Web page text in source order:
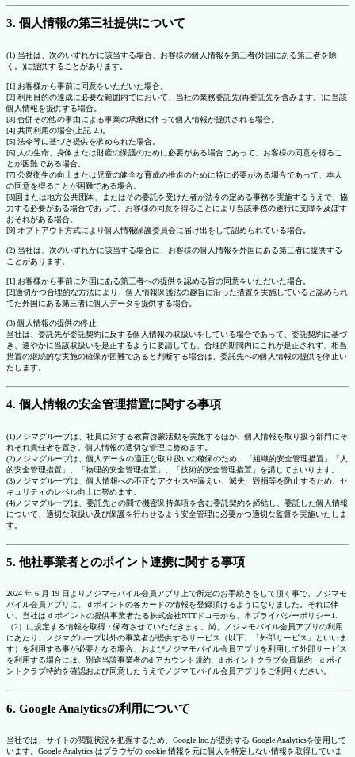
3. 個人情報の第三社提供について
(1) 当社は、次のいずれかに該当する場合、お客様の個人情報を第三者(外国にある第三者を除
く。)に提供することがあります。
[1] お客様から事前に同意をいただいた場合。
[2] 利用目的の達成に必要な範囲内でにおいて、当社の業務委託先(再委託先を含みます。)に当該
個人情報を提供する場合。
[3] 合併その他の事由による事業の承継に伴って個人情報が提供される場合。
[4] 共同利用の場合(上記 2.)。
[5] 法令等に基づき提供を求められた場合。
[6] 人の生命、身体または財産の保護のために必要がある場合であって、お客様の同意を得るこ
とが困難である場合。
[7] 公衆衛生の向上または児童の健全な育成の推進のために特に必要がある場合であって、本人
の同意を得ることが困難である場合。
[8]国または地方公共団体、またはその委託を受けた者が法令の定める事務を実施するうえで、協
力する必要がある場合であって、お客様の同意を得ることにより当該事務の遂行に支障を及ぼす
おそれがある場合。
[9] オプトアウト方式により個人情報保護委員会に届け出をして認められている場合。
(2) 当社は、次のいずれかに該当する場合に、お客様の個人情報を外国にある第三者に提供する
ことがあります。
[1] お客様から事前に外国にある第三者への提供を認める旨の同意をいただいた場合。
[2]適切かつ合理的な方法により、個人情報保護法の趣旨に沿った措置を実施していると認められ
てた外国にある第三者に個人データを提供する場合。
(3) 個人情報の提供の停止
当社は、委託先が委託契約に反する個人情報の取扱いをしている場合であって、委託契約に基づ
き、速やかに当該取扱いを是正するように要請しても、合理的期間内にこれが是正されず、相当
措置の継続的な実施の確保が困難であると判断する場合は、委託先への個人情報の提供を停止い
たします。
4. 個人情報の安全管理措置に関する事項
(1)ノジマグループは、社員に対する教育啓蒙活動を実施するほか、個人情報を取り扱う部門にそ
れぞれ責任者を置き、個人情報の適切な管理に努めます。
(2)ノジマグループは、個人データの適正な取り扱いの確保のため、「組織的安全管理措置」「人
的安全管理措置」、「物理的安全管理措置」、「技術的安全管理措置」を講じてまいります。
(3)ノジマグループは、個人情報への不正なアクセスや漏えい、滅失、毀損等を防止するため、セ
キュリティのレベル向上に努めます。
(4)ノジマグループは、委託先との間で機密保持条項を含む委託契約を締結し、委託した個人情報
について、適切な取扱い及び保護を行わせるよう安全管理に必要かつ適切な監督を実施いたしま
す。
5. 他社事業者とのポイント連携に関する事項
2024 年 6 月 19 日よりノジマモバイル会員アプリ上で所定のお手続きをして頂く事で、ノジマモ
バイル会員アプリに、ｄポイントの各カードの情報を登録頂けるようになりました。それに伴
い、当社は d ポイントの提供事業者たる株式会社NTTドコモから、本プライバシーポリシー1.
（2）に規定する情報を取得・保有させていただきます。尚、ノジマモバイル会員アプリの利用
にあたり、ノジマグループ以外の事業者が提供するサービス（以下、「外部サービス」といいま
す）を利用する事が必要となる場合、およびノジマモバイル会員アプリを利用して外部サービス
を利用する場合には、別途当該事業者のd アカウント規約、d ポイントクラブ会員規約・d ポイ
ントクラブ特約を確認および同意したうえでノジマモバイル会員アプリをご利用ください。
6. Google Analyticsの利用について
当社では、サイトの閲覧状況を把握するため、Google Inc.が提供する Google Analyticsを使用して
います。Google Analytics はブラウザの cookie 情報を元に個人を特定しない情報を取得していま